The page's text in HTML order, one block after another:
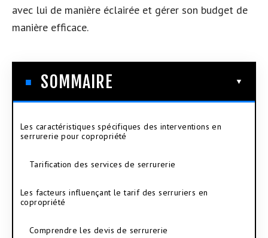
avec lui de manière éclairée et gérer son budget de
manière efficace.
SOMMAIRE
Les caractéristiques spécifiques des interventions en
serrurerie pour copropriété
Tarification des services de serrurerie
Les facteurs influençant le tarif des serruriers en
copropriété
Comprendre les devis de serrurerie